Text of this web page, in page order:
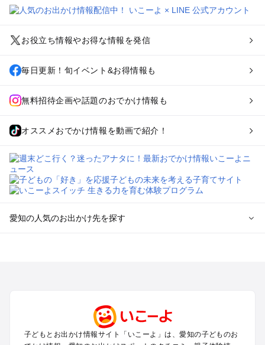
お役立ち情報やお得な情報を発信
毎日更新！旬イベント&お得情報も
無料招待企画や話題のおでかけ情報も
オススメおでかけ情報を動画で紹介！
愛知の人気のお出かけ先を探す
犬山・一宮・小牧・瀬戸・各務原・尾張のプールお出かけ
知多半島（常滑・半田・南知多）のプールお出かけ
子どもとお出かけ情報サイト「いこーよ」は、愛知の子どものお